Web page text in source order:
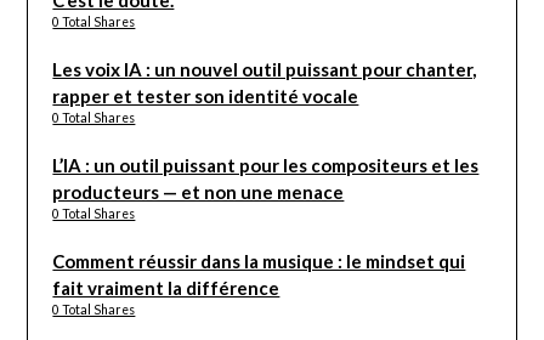
0 Total Shares
Les voix IA : un nouvel outil puissant pour chanter,
rapper et tester son identité vocale
0 Total Shares
L’IA : un outil puissant pour les compositeurs et les
producteurs — et non une menace
0 Total Shares
Comment réussir dans la musique : le mindset qui
fait vraiment la différence
0 Total Shares